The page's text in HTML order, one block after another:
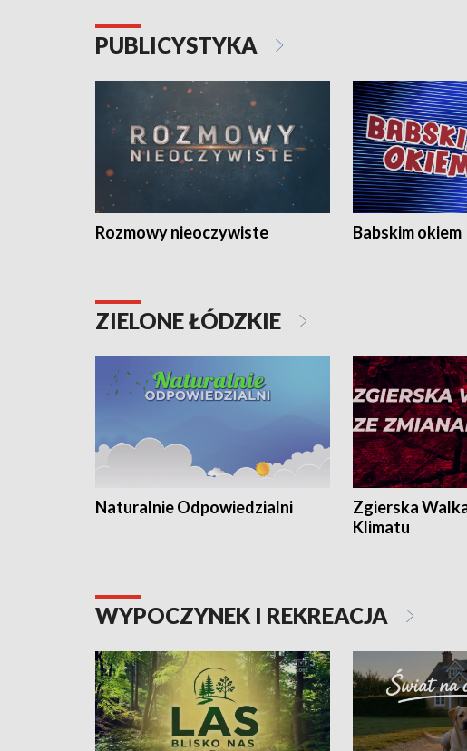
PUBLICYSTYKA
Rozmowy nieoczywiste Babskim okiem
ZIELONE ŁÓDZKIE
Naturalnie Odpowiedzialni
Zgierska
Klimatu
WYPOCZYNEK I REKREACJA